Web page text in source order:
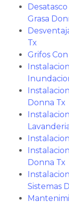
Grasa
Tx
Grifos
Donna Tx
Donna Tx
Sistemas